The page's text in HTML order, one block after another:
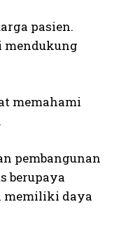
pasien.
mendukung
memahami
pembangunan
berupaya
memiliki daya